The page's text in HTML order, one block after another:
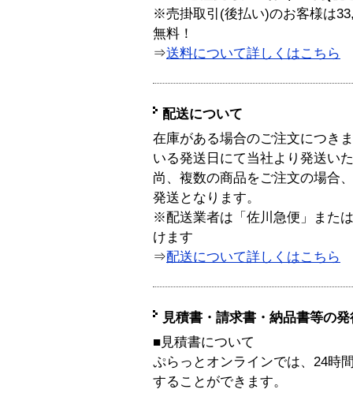
※売掛取引(後払い)のお客様は
無料！
⇒送料について詳しくはこちら
配送について
在庫がある場合のご注文につき
いる発送日にて当社より発送い
尚、複数の商品をご注文の場合
発送となります。
※配送業者は「佐川急便」また
けます
⇒配送について詳しくはこちら
見積書・請求書・納品書等の
■見積書について
ぷらっとオンラインでは、24時
することができます。